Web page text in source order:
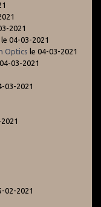
2021
le 04-03-2021
Optics le 04-03-2021
03-2021
03-2021
02-2021